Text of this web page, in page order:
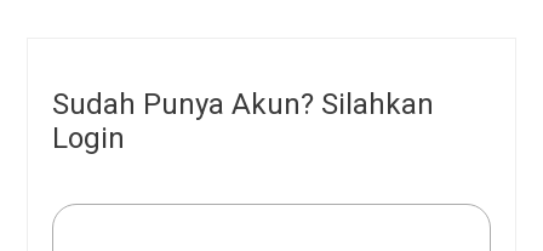
Sudah Punya Akun? Silahkan
Login